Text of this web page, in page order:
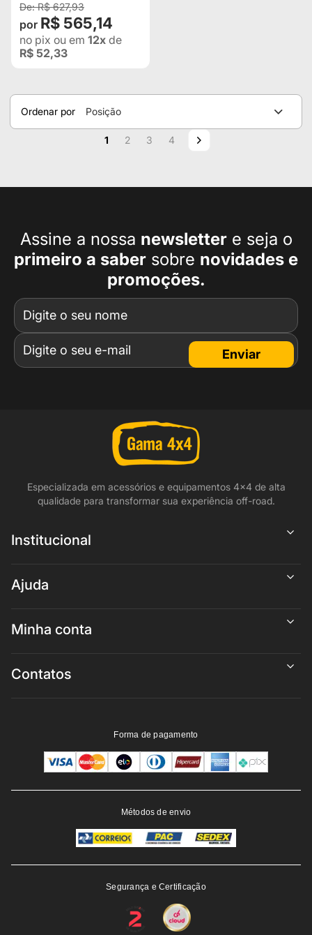
R$ 627,93
R$ 565,14
no pix ou em 12x de
R$ 52,33
Ordenar por
Posição
Página
Você esta lendo a pagina
1 Página
2 Página
3 Página
4 Página
Próximo
Assine a nossa newslettere seja o
primeiro a saber sobre novidades e
promoções.
Enviar
Especializada em acessórios e equipamentos 4x4 de alta
qualidade para transformar sua experiência off-road.
Institucional
Ajuda
Minha conta
Contatos
Forma de pagamento
Métodos de envio
Segurança e Certificação